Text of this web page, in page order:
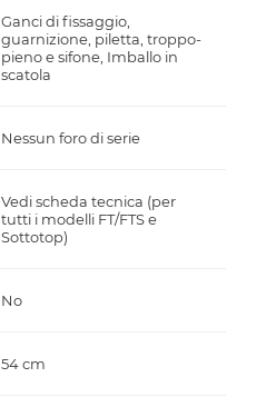
Ganci di fissaggio,
guarnizione, piletta, troppo-
pieno e sifone, Imballo in
scatola
Nessun foro di serie
Vedi scheda tecnica (per
tutti i modelli FT/FTS e
Sottotop)
No
54 cm